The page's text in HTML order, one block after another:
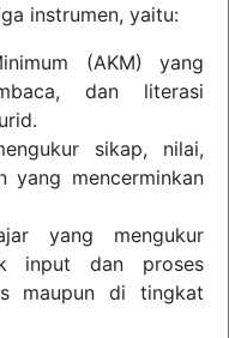
instrumen, yaitu:
(AKM) yang
dan literasi
sikap, nilai,
yang mencerminkan
yang mengukur
input dan proses
maupun di tingkat